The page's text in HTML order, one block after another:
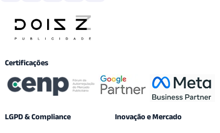
Certificações
LGPD & Compliance Inovação e Mercado